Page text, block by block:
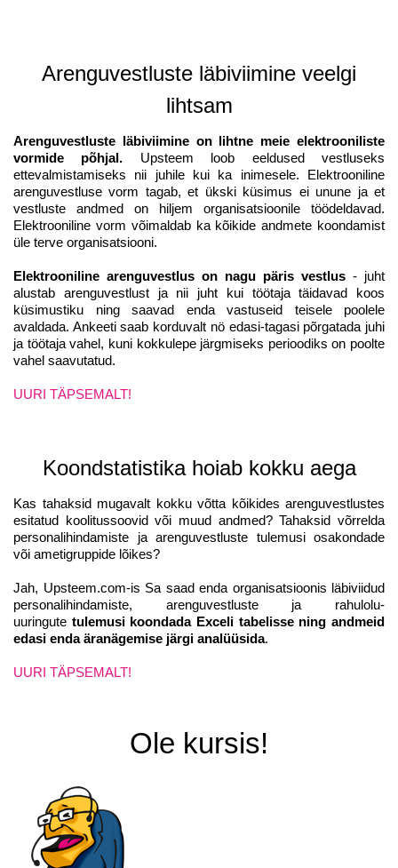
Arenguvestluste läbiviimine veelgi
lihtsam
Arenguvestluste läbiviimine on lihtne meie elektrooniliste
vormide põhjal. Upsteem loob eeldused vestluseks
ettevalmistamiseks nii juhile kui ka inimesele. Elektrooniline
arenguvestluse vorm tagab, et ükski küsimus ei unune ja et
vestluste andmed on hiljem organisatsioonile töödeldavad.
Elektrooniline vorm võimaldab ka kõikide andmete koondamist
üle terve organisatsiooni.
Elektrooniline arenguvestlus on nagu päris vestlus - juht
alustab arenguvestlust ja nii juht kui töötaja täidavad koos
küsimustiku ning saavad enda vastuseid teisele poolele
avaldada. Ankeeti saab korduvalt nö edasi-tagasi põrgatada juhi
ja töötaja vahel, kuni kokkulepe järgmiseks perioodiks on poolte
vahel saavutatud.
UURI TÄPSEMALT!
Koondstatistika hoiab kokku aega
Kas tahaksid mugavalt kokku võtta kõikides arenguvestlustes
esitatud koolitussoovid või muud andmed? Tahaksid võrrelda
personalihindamiste ja arenguvestluste tulemusi osakondade
või ametigruppide lõikes?
Jah, Upsteem.com-is Sa saad enda organisatsioonis läbiviidud
personalihindamiste, arenguvestluste ja rahulolu-
uuringute tulemusi koondada Exceli tabelisse ning andmeid
edasi enda äranägemise järgi analüüsida.
UURI TÄPSEMALT!
Ole kursis!